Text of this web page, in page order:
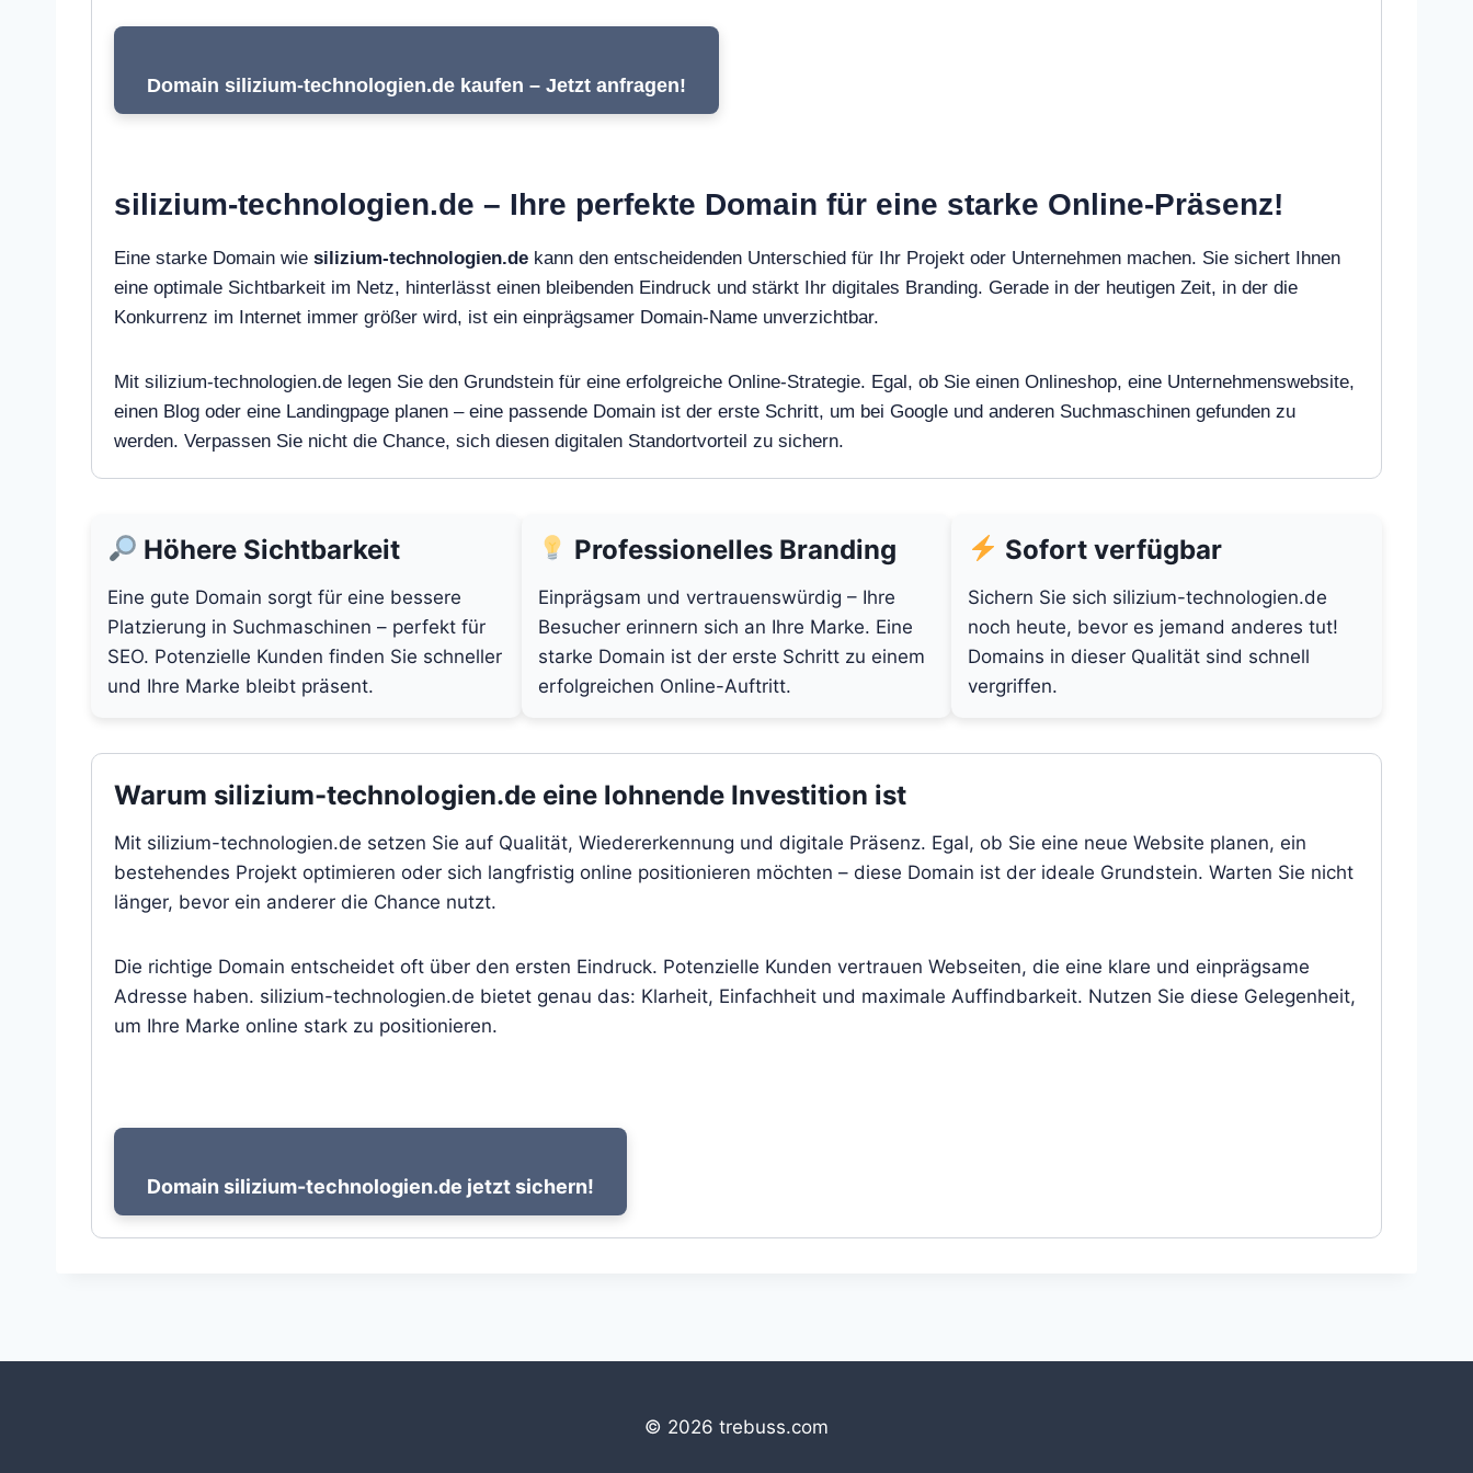
Domain silizium-technologien.de kaufen – Jetzt anfragen!
silizium-technologien.de – Ihre perfekte Domain für eine starke Online-Präsenz!
Eine starke Domain wie silizium-technologien.de kann den entscheidenden Unterschied für Ihr Projekt oder Unternehmen machen. Sie sichert Ihnen
eine optimale Sichtbarkeit im Netz, hinterlässt einen bleibenden Eindruck und stärkt Ihr digitales Branding. Gerade in der heutigen Zeit, in der die
Konkurrenz im Internet immer größer wird, ist ein einprägsamer Domain-Name unverzichtbar.
Mit silizium-technologien.de legen Sie den Grundstein für eine erfolgreiche Online-Strategie. Egal, ob Sie einen Onlineshop, eine Unternehmenswebsite,
einen Blog oder eine Landingpage planen – eine passende Domain ist der erste Schritt, um bei Google und anderen Suchmaschinen gefunden zu
werden. Verpassen Sie nicht die Chance, sich diesen digitalen Standortvorteil zu sichern.
Höhere Sichtbarkeit
Eine gute Domain sorgt für eine bessere
Platzierung in Suchmaschinen – perfekt für
SEO. Potenzielle Kunden finden Sie schneller
und Ihre Marke bleibt präsent.
Professionelles Branding
Einprägsam und vertrauenswürdig – Ihre
Besucher erinnern sich an Ihre Marke. Eine
starke Domain ist der erste Schritt zu einem
erfolgreichen Online-Auftritt.
Sofort verfügbar
Sichern Sie sich silizium-technologien.de
noch heute, bevor es jemand anderes tut!
Domains in dieser Qualität sind schnell
vergriffen.
Warum silizium-technologien.de eine lohnende Investition ist
Mit silizium-technologien.de setzen Sie auf Qualität, Wiedererkennung und digitale Präsenz. Egal, ob Sie eine neue Website planen, ein
bestehendes Projekt optimieren oder sich langfristig online positionieren möchten – diese Domain ist der ideale Grundstein. Warten Sie nicht
länger, bevor ein anderer die Chance nutzt.
Die richtige Domain entscheidet oft über den ersten Eindruck. Potenzielle Kunden vertrauen Webseiten, die eine klare und einprägsame
Adresse haben. silizium-technologien.de bietet genau das: Klarheit, Einfachheit und maximale Auffindbarkeit. Nutzen Sie diese Gelegenheit,
um Ihre Marke online stark zu positionieren.
Domain silizium-technologien.de jetzt sichern!
© 2026 trebuss.com